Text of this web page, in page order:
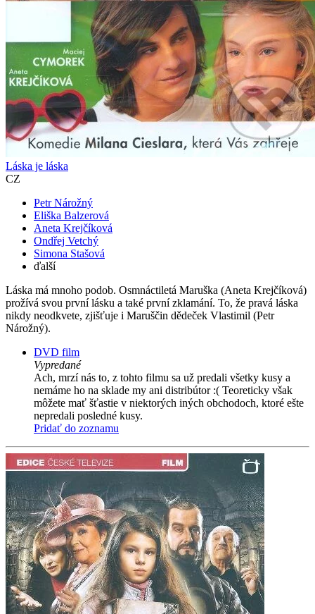
Láska je láska
CZ
Petr Nárožný
Eliška Balzerová
Aneta Krejčíková
Ondřej Vetchý
Simona Stašová
ďalší
Láska má mnoho podob. Osmnáctiletá Maruška (Aneta Krejčíková)
prožívá svou první lásku a také první zklamání. To, že pravá láska
nikdy neodkvete, zjišťuje i Maruščin dědeček Vlastimil (Petr
Nárožný).
DVD film
Vypredané
Ach, mrzí nás to, z tohto filmu sa už predali všetky kusy a
nemáme ho na sklade my ani distribútor :( Teoreticky však
môžete mať šťastie v niektorých iných obchodoch, ktoré ešte
nepredali posledné kusy.
Pridať do zoznamu